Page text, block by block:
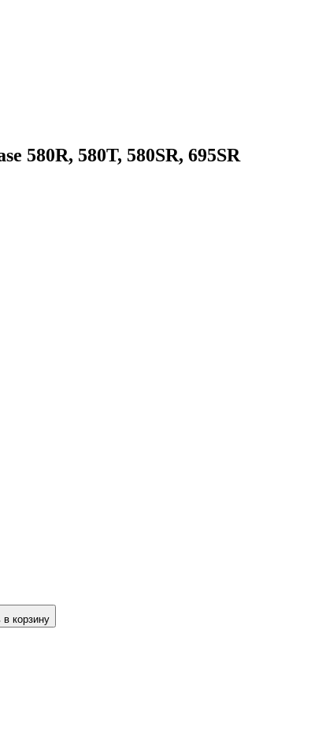
580R, 580T, 580SR, 695SR
в корзину